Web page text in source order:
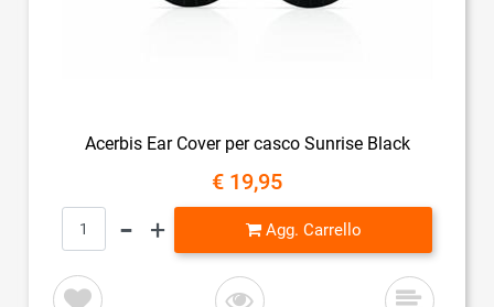
Acerbis Ear Cover per casco Sunrise Black
€ 19,95
Quantità
Agg. Carrello